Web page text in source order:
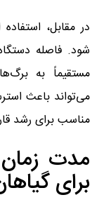
در مقابل،
شود. فاصله
مستقیماً به
می‌تواند باعث
مناسب برای رشد
مدت زمان
برای